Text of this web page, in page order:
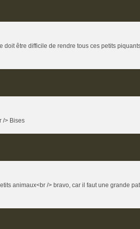
doit être difficile de rendre tous ces petits
/> Bises
animaux<br /> bravo, car il faut une grande